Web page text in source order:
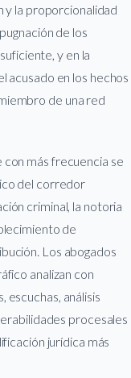
y la proporcionalidad
de los
y en la
acusado en los hechos
de una red
más frecuencia se
del corredor
criminal, la notoria
de
Los abogados
analizan con
análisis
procesales
jurídica más